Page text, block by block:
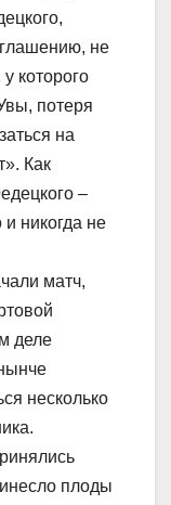
не
которого
потеря
на
Как
–
и никогда не
матч,
деле
несколько
плоды